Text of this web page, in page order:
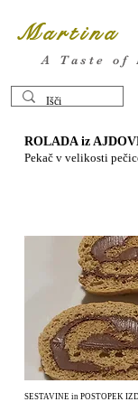
Martina
A Taste of
ROLADA iz
Pekač v velikosti
SESTAVINE in POSTOPEK